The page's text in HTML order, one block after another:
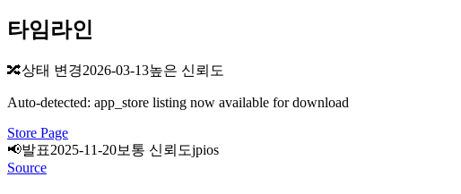
타임라인
🔀상태 변경2026-03-13높은 신뢰도
Auto-detected: app_store listing now available for download
Store Page
📢발표2025-11-20보통 신뢰도jpios
Source